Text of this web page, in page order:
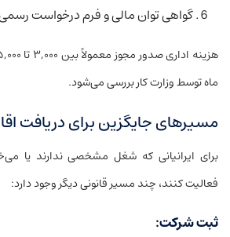
گواهی توان مالی و فرم درخواست
ماه توسط وزارت کار بررسی می‌شود.
مسیرهای جایگزین برای دریافت
برای ایرانیانی که شغل مشخصی ندارند یا
فعالیت کنند، چند مسیر قانونی دیگر وجود دارد:
ثبت شرکت: